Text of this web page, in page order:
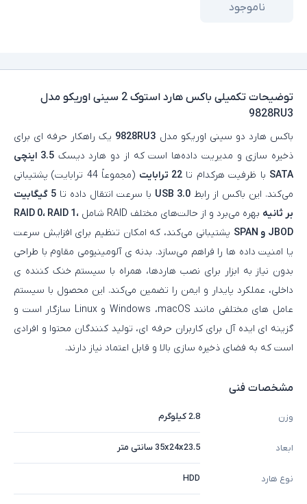
ناموجود
توضیحات تکمیلی
باکس هارد استوک 2 سینی اوریکو مدل
9828RU3
باکس هارد دو سینی اوریکو مدل 9828RU3 یک راهکار حرفه‌ ای برای
ذخیره‌ سازی و مدیریت داده‌ها است که از دو هارد دیسک
3.5 اینچی
SATA با ظرفیت هرکدام تا 22 ترابایت
(مجموعاً 44 ترابایت) پشتیبانی
می‌کند. این باکس از رابط USB 3.0 با سرعت انتقال داده تا
5 گیگابیت
بر ثانیه بهره می‌برد و از حالت‌های مختلف RAID شامل
RAID 0، RAID 1،
JBOD و SPAN
پشتیبانی می‌کند، که امکان تنظیم برای افزایش سرعت
یا امنیت داده‌ ها را فراهم می‌سازد. بدنه‌ ی آلومینیومی مقاوم با طراحی
بدون نیاز به ابزار برای نصب هاردها، همراه با سیستم خنک‌ کننده‌ ی
داخلی، عملکرد پایدار و ایمن را تضمین می‌کند. این محصول با سیستم‌
عامل‌ های مختلفی مانند Windows ،macOS و Linux سازگار است و
گزینه‌ ای ایده‌ آل برای کاربران حرفه‌ ای، تولید کنندگان محتوا و افرادی
است که به فضای ذخیره‌ سازی بالا و قابل اعتماد نیاز دارند.
مشخصات فنی
وزن 2.8 کیلوگرم
ابعاد 35x24x23.5 سانتی متر
نوع هارد HDD